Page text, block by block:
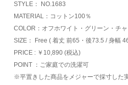
STYLE： NO.1683
MATERIAL：コットン100％
COLOR：オフホワイト・グリーン・チ
SIZE： Free ( 着丈 前65・後73.5 / 身幅
PRICE : ￥10,890 (税込)
POINT ：ご家庭での洗濯可
※平置きした商品をメジャーで採寸した